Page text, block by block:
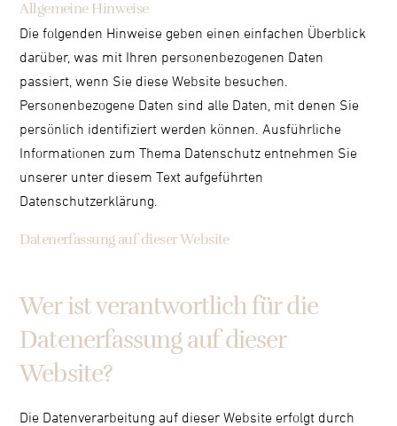
Allgemeine Hinweise
Die folgenden Hinweise geben einen einfachen Überblick
darüber, was mit Ihren personenbezogenen Daten
passiert, wenn Sie diese Website besuchen.
Personenbezogene Daten sind alle Daten, mit denen Sie
persönlich identifiziert werden können. Ausführliche
Informationen zum Thema Datenschutz entnehmen Sie
unserer unter diesem Text aufgeführten
Datenschutzerklärung.
Datenerfassung auf dieser Website
Wer ist verantwortlich für die
Datenerfassung auf dieser
Website?
Die Datenverarbeitung auf dieser Website erfolgt durch